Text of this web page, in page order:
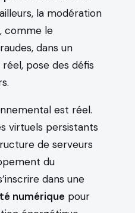
la modération
comme le
dans un
pose des défis
est réel.
virtuels persistants
de serveurs
du
dans une
numérique pour